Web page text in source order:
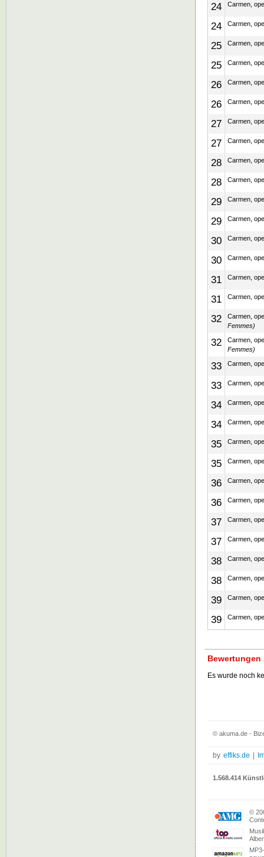
24 Carmen,
24 Carmen,
25 Carmen,
25 Carmen,
26 Carmen,
26 Carmen,
27 Carmen,
27 Carmen,
28 Carmen,
28 Carmen,
29 Carmen,
29 Carmen,
30 Carmen,
30 Carmen,
31 Carmen,
31 Carmen,
32
Carmen,
Femmes)
32
Carmen,
Femmes)
33 Carmen,
33 Carmen,
34 Carmen,
34 Carmen,
35 Carmen,
35 Carmen,
36 Carmen,
36 Carmen,
37 Carmen,
37 Carmen,
38 Carmen,
38 Carmen,
39 Carmen,
39 Carmen,
Bewertungen
Es wurde noch
© akuma.de -
by effiks.de
1.568.414
©